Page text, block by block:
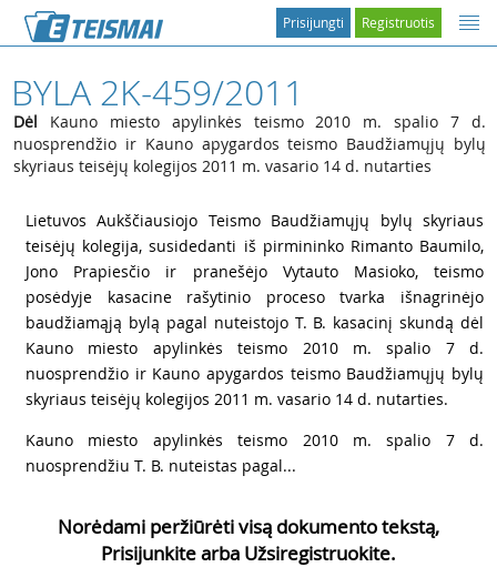
Registruotis
Prisijungti
BYLA 2K-459/2011
Dėl Kauno miesto apylinkės teismo 2010 m. spalio 7 d.
nuosprendžio ir Kauno apygardos teismo Baudžiamųjų bylų
skyriaus teisėjų kolegijos 2011 m. vasario 14 d. nutarties
Lietuvos Aukščiausiojo Teismo Baudžiamųjų bylų skyriaus
teisėjų kolegija, susidedanti iš pirmininko Rimanto Baumilo,
Jono Prapiesčio ir pranešėjo Vytauto Masioko, teismo
posėdyje kasacine rašytinio proceso tvarka išnagrinėjo
baudžiamąją bylą pagal nuteistojo T. B. kasacinį skundą dėl
Kauno miesto apylinkės teismo 2010 m. spalio 7 d.
nuosprendžio ir Kauno apygardos teismo Baudžiamųjų bylų
skyriaus teisėjų kolegijos 2011 m. vasario 14 d. nutarties.
Kauno miesto apylinkės teismo 2010 m. spalio 7 d.
nuosprendžiu T. B. nuteistas pagal...
Norėdami peržiūrėti visą dokumento tekstą,
Prisijunkite arba Užsiregistruokite.